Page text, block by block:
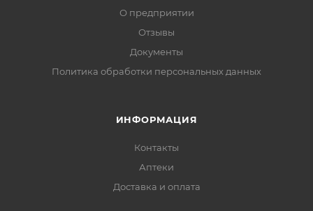
О предприятии
Отзывы
Документы
Политика обработки персональных данных
ИНФОРМАЦИЯ
Контакты
Аптеки
Доставка и оплата